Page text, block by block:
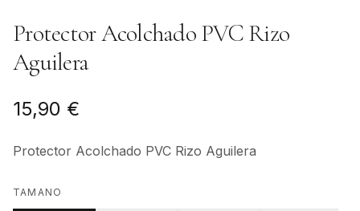
Protector Acolchado PVC Rizo
Aguilera
15,90 €
Protector Acolchado PVC Rizo Aguilera
TAMANO